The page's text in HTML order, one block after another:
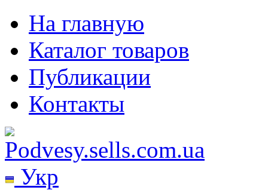
На главную
Каталог товаров
Публикации
Контакты
Укр